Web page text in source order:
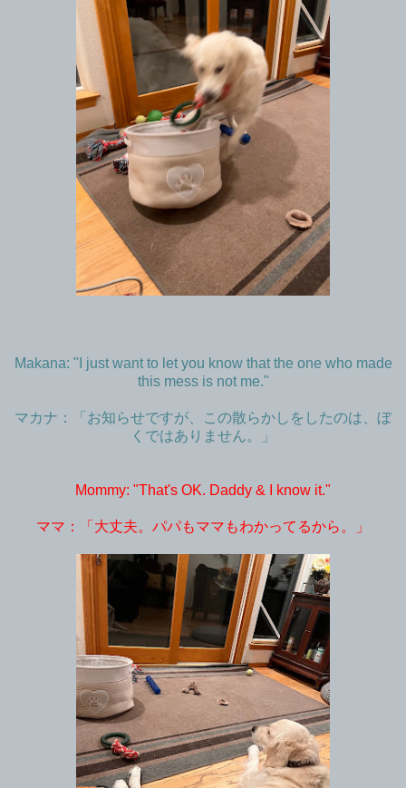
Makana: "I just want to let you know that the one who made
this mess is not me."
マカナ：「お知らせですが、この散らかしをしたのは、ぼ
くではありません。」
Mommy: "That's OK. Daddy & I know it."
ママ：「大丈夫。パパもママもわかってるから。」